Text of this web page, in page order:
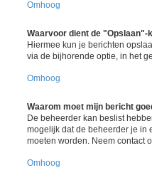
Omhoog
Waarvoor dient de "Opslaan"-
Hiermee kun je berichten
via de bijhorende optie, in het
Omhoog
Waarom moet mijn bericht
De beheerder kan beslist
mogelijk dat de beheerder je in
moeten worden. Neem contact
Omhoog